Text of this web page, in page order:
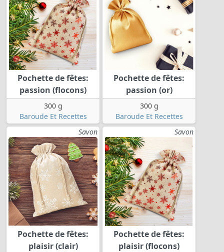
Pochette de fêtes:
passion (flocons)
300 g
Baroude Et Recettes
Pochette de fêtes:
passion (or)
300 g
Baroude Et Recettes
Savon
Pochette de fêtes:
plaisir (clair)
Savon
Pochette de fêtes:
plaisir (flocons)